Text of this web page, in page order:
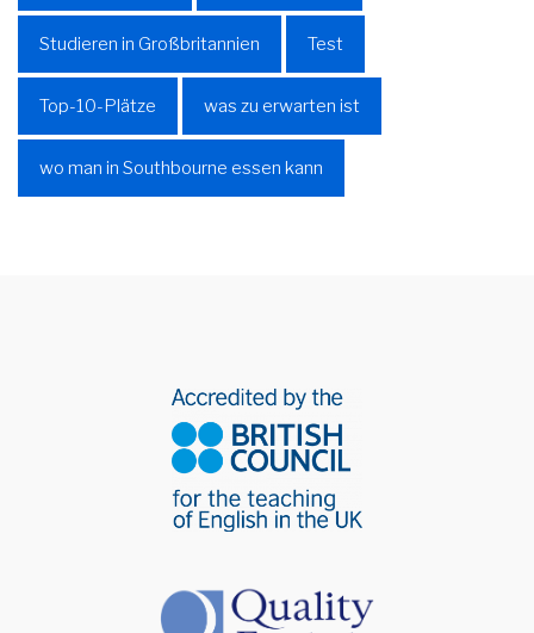
Studieren in Großbritannien Test
Top-10-Plätze was zu erwarten ist
wo man in Southbourne essen kann